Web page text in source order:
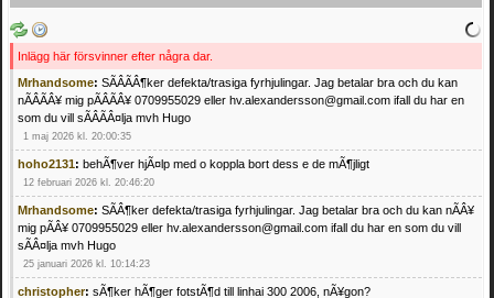
Inlägg här försvinner efter några dar.
Mrhandsome: SÃÂÃÂ¶ker defekta/trasiga fyrhjulingar. Jag betalar bra och du kan
nÃÂÃÂ¥ mig pÃÂÃÂ¥ 0709955029 eller hv.alexandersson@gmail.com ifall du har en
som du vill sÃÂÃÂ¤lja mvh Hugo
1 maj 2026 kl. 20:00:35
hoho2131: behÃ¶ver hjÃ¤lp med o koppla bort dess e de mÃ¶jligt
12 februari 2026 kl. 20:46:20
Mrhandsome: SÃÂ¶ker defekta/trasiga fyrhjulingar. Jag betalar bra och du kan nÃÂ¥
mig pÃÂ¥ 0709955029 eller hv.alexandersson@gmail.com ifall du har en som du vill
sÃÂ¤lja mvh Hugo
25 januari 2026 kl. 10:14:23
christopher: sÃ¶ker hÃ¶ger fotstÃ¶d till linhai 300 2006, nÃ¥gon?